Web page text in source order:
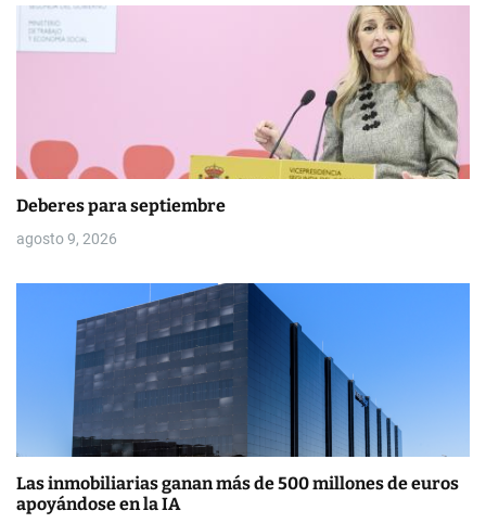
Deberes para septiembre
agosto 9, 2026
Las inmobiliarias ganan más de 500 millones de euros
apoyándose en la IA